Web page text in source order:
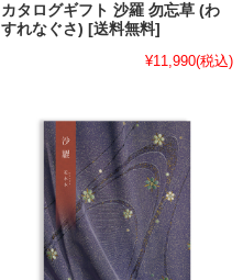
カタログギフト 沙羅 勿忘草 (わ
すれなぐさ) [送料無料]
¥11,990(税込)